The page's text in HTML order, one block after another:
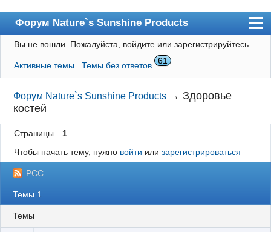
Форум Nature`s Sunshine Products
Форум
Каталог Россия
Каталог Украина
Блог
Наборы NSP
Пользователи
Поиск
Регистрация
Вход
Вы не вошли. Пожалуйста, войдите или зарегистрируйтесь.
Активные темы Темы без ответов 61
Форум Nature`s Sunshine Products →Здоровье
костей
Страницы
1
Чтобы начать тему, нужно войти или зарегистрироваться
РСС
Темы 1
Темы